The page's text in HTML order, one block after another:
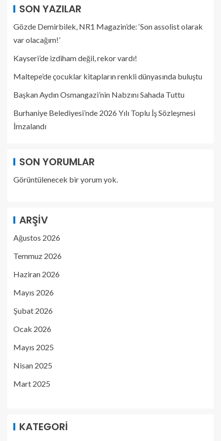
SON YAZILAR
Gözde Demirbilek, NR1 Magazin’de: ‘Son assolist olarak
var olacağım!’
Kayseri’de izdiham değil, rekor vardı!
Maltepe’de çocuklar kitapların renkli dünyasında buluştu
Başkan Aydın Osmangazi’nin Nabzını Sahada Tuttu
Burhaniye Belediyesi’nde 2026 Yılı Toplu İş Sözleşmesi
İmzalandı
SON YORUMLAR
Görüntülenecek bir yorum yok.
ARŞIV
Ağustos 2026
Temmuz 2026
Haziran 2026
Mayıs 2026
Şubat 2026
Ocak 2026
Mayıs 2025
Nisan 2025
Mart 2025
KATEGORI